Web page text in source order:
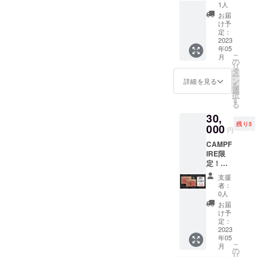
し 能登
牛の詰
め合わ
せ：２
名様分
（６０
０g ）
サーロ
インス
テーキ
２００
肉のス
ライス
（ウチ
モモ）
２００
g・焼肉
用バラ
肉（カ
イノ
ミ・サ
サバ
ラ・タ
テバ
ラ・
ショー
1人
お届
け予
定：
2023
年05
月
詳細を見る
こ
の
リ
タ
ー
ン
を
選
択
す
る
30,
000 円
残り5
CAMPF
IRE限
定！
１ヶ月
分お試
し 能登
牛の詰
め合わ
せ：４
名様分
（１２
００g
支援
者：
0人
お届
け予
定：
2023
年05
月
こ
の